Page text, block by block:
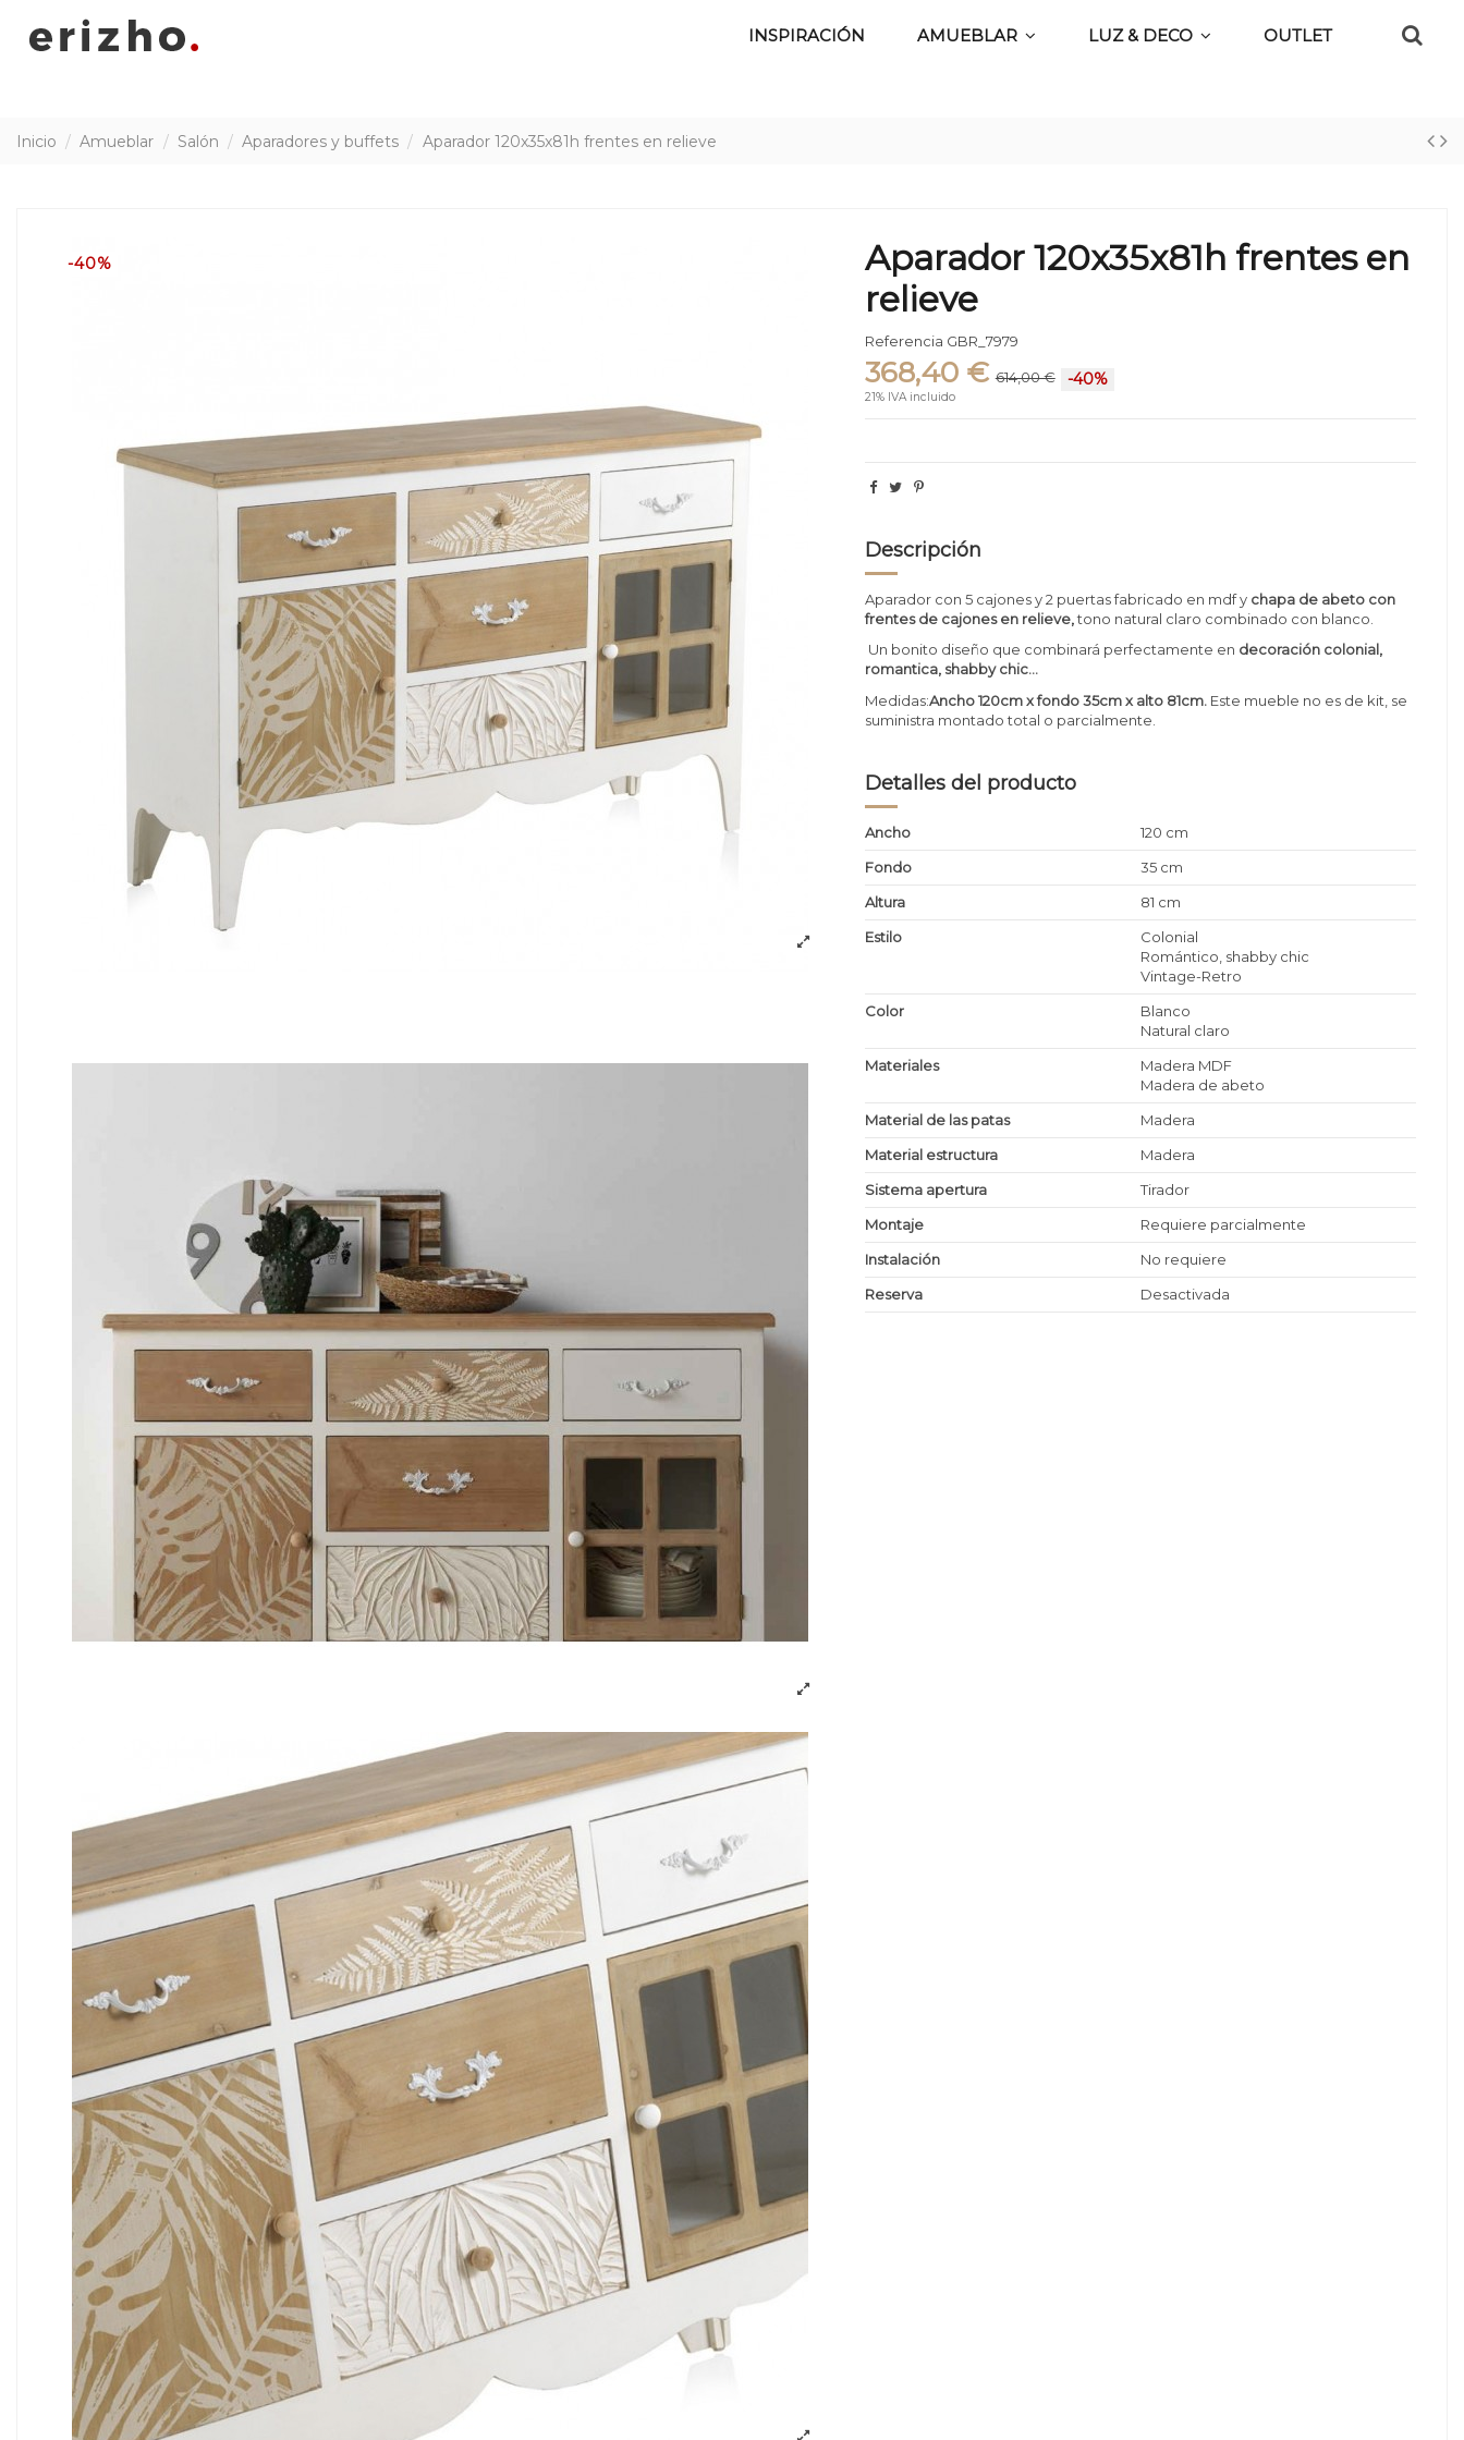
INSPIRACIÓN AMUEBLAR LUZ & DECO OUTLET
Inicio Amueblar Salón Aparadores y buffets Aparador 120x35x81h frentes en relieve
-40%
Aparador 120x35x81h frentes en
relieve
Referencia GBR_7979
368,40 € 614,00 € -40%
21% IVA incluido
Descripción
Aparador con 5 cajones y 2 puertas fabricado en mdf y chapa de abeto con
frentes de cajones en relieve,tono natural claro combinado con blanco.
Un bonito diseño que combinará perfectamente en decoración colonial,
romantica, shabby chic...
Medidas:Ancho 120cm x fondo 35cm x alto 81cm. Este mueble no es de kit, se
suministra montado total o parcialmente.
Detalles del producto
Ancho
120 cm
Fondo
35 cm
Altura
81 cm
Estilo
Colonial
Romántico, shabby chic
Vintage-Retro
Color
Blanco
Natural claro
Materiales
Madera MDF
Madera de abeto
Material de las patas
Madera
Material estructura
Madera
Sistema apertura
Tirador
Montaje
Requiere parcialmente
Instalación
No requiere
Reserva
Desactivada